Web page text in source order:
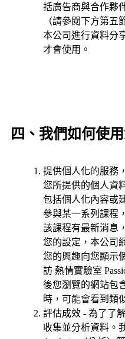
括廣告商與合作夥
（請參閱下方第五
本公司進行資料分
才會使用。
四、我們如何使
提供個人化的服務
您所提供的個人資
包括個人化內容或
參與某一系列課程
該課程有最新消息
您的設定，本公司
您的興趣向您顯示
訪 熱情實驗室
後您瀏覽的網站包
時，可能會看到類
評估成效 - 為了了
收集並分析資料。